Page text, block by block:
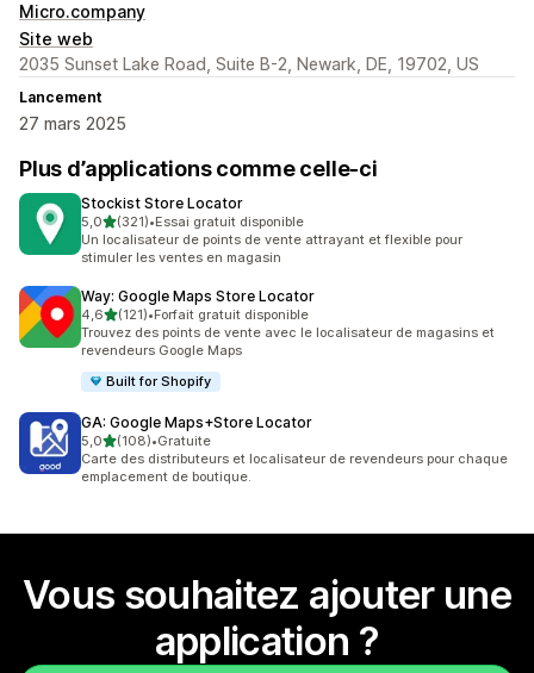
Micro.company
Site web
2035 Sunset Lake Road, Suite B-2, Newark, DE, 19702, US
Lancement
27 mars 2025
Plus d’applications comme celle-ci
Stockist Store Locator
5,0étoile(s) sur 5
(321)
321 avis au total
•Essai gratuit disponible
Un localisateur de points de vente attrayant et flexible pour
stimuler les ventes en magasin
Way: Google Maps Store Locator
4,6étoile(s) sur 5
(121)
121 avis au total
•Forfait gratuit disponible
Trouvez des points de vente avec le localisateur de magasins et
revendeurs Google Maps
Built for Shopify
GA: Google Maps+Store Locator
5,0étoile(s) sur 5
(108)
108 avis au total
•Gratuite
Carte des distributeurs et localisateur de revendeurs pour chaque
emplacement de boutique.
Vous souhaitez ajouter une
application ?